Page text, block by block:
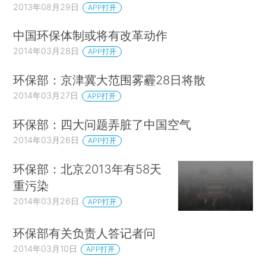
2013年08月29日 APP打开
中国环保体制或将有改革动作
2014年03月28日 APP打开
环保部：京津冀大范围雾霾28日将散
2014年03月27日 APP打开
环保部：四大问题弄脏了中国空气
2014年03月26日 APP打开
环保部：北京2013年有58天
重污染
2014年03月26日 APP打开
环保部有关负责人答记者问
2014年03月10日 APP打开